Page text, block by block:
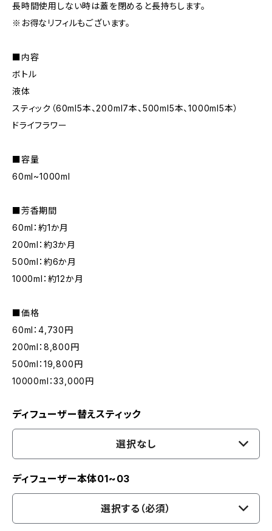
長時間使用しない時は蓋を閉めると長持ちします。
※お得なリフィルもございます。
■内容
ボトル
液体
スティック（60ml5本、200ml7本、500ml5本、1000ml5本）
ドライフラワー
■容量
60ml~1000ml
■芳香期間
60ml：約1か月
200ml：約3か月
500ml：約6か月
1000ml：約12か月
■価格
60ml：4,730円
200ml：8,800円
500ml：19,800円
10000ml：33,000円
ディフューザー替えスティック
選択なし
ディフューザー本体01~03
選択する（必須）